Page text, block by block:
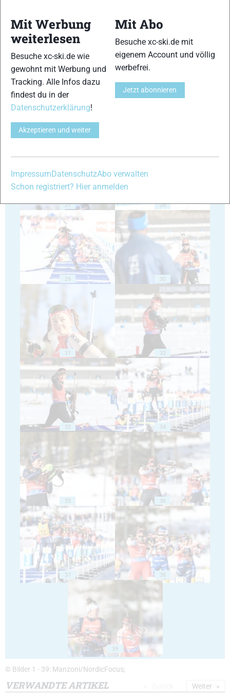
23 24
25
27 28
29 30
31 32
33 34
35 36
37 38
39
© Bilder 1 - 39: Manzoni/NordicFocus;
VERWANDTE ARTIKEL Weiter
Mit Werbung
weiterlesen
Besuche xc-ski.de wie
gewohnt mit Werbung und
Tracking. Alle Infos dazu
findest du in der
Datenschutzerklärung!
Akzeptieren und weiter
Mit Abo
Besuche xc-ski.de mit
eigenem Account und völlig
werbefrei.
Jetzt abonnieren
ImpressumDatenschutzAbo verwalten
Schon registriert? Hier anmelden